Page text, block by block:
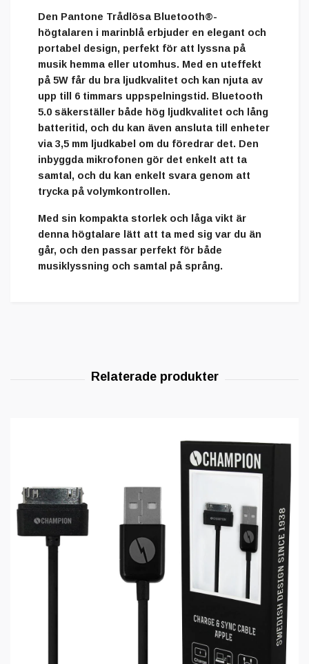
Den Pantone Trådlösa Bluetooth®-
högtalaren i marinblå erbjuder en elegant och
portabel design, perfekt för att lyssna på
musik hemma eller utomhus. Med en uteffekt
på 5W får du bra ljudkvalitet och kan njuta av
upp till 6 timmars uppspelningstid . Bluetooth
5.0 säkerställer både hög ljudkvalitet och lång
batteritid, och du kan även ansluta till enheter
via 3,5 mm ljudkabel
om du föredrar det. Den
inbyggda mikrofonen gör det enkelt att ta
samtal, och du kan enkelt svara genom att
trycka på volymkontrollen.
Med sin kompakta storlek och låga vikt är
denna högtalare lätt att ta med sig var du än
går, och den passar perfekt för både
musiklyssning och samtal på språng.